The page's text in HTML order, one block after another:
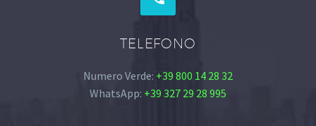
TELEFONO
Numero Verde: +39 800 14 28 32
WhatsApp: +39 327 29 28 995